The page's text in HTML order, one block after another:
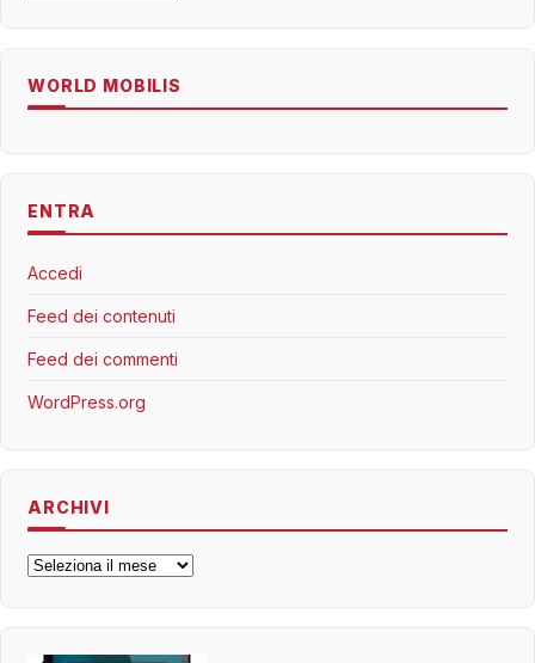
WORLD MOBILIS
ENTRA
Accedi
Feed dei contenuti
Feed dei commenti
WordPress.org
ARCHIVI
Archivi